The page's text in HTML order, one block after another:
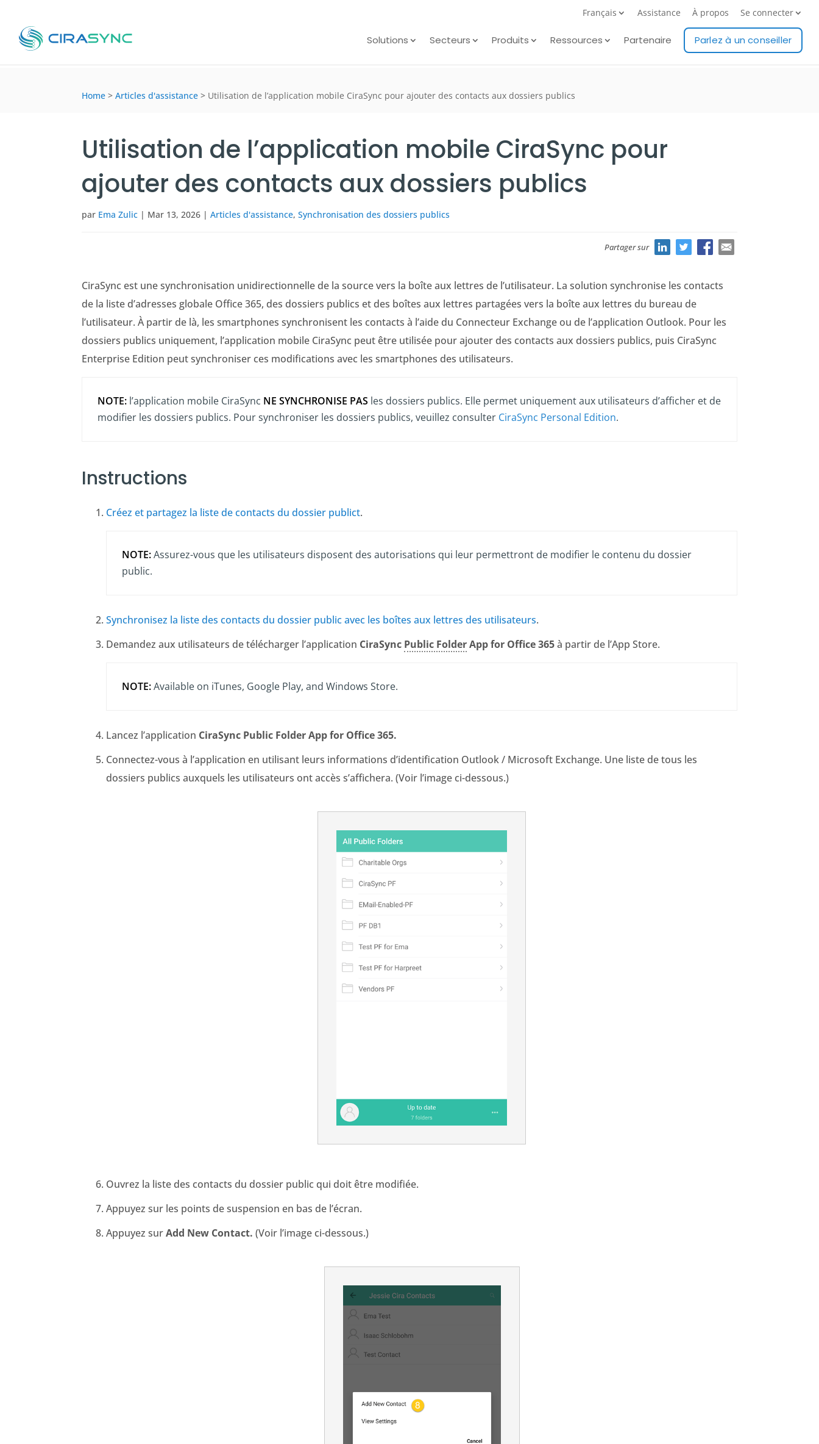
Français Assistance À propos Se connecter
Solutions Secteurs Produits Ressources Partenaire Parlez à un conseiller
Home > Articles d'assistance > Utilisation de l’application mobile CiraSync pour ajouter des contacts aux dossiers publics
Utilisation de l’application mobile CiraSync pour
ajouter des contacts aux dossiers publics
par Ema Zulic | Mar 13, 2026 |Articles d'assistance,Synchronisation des dossiers publics
Partager sur
CiraSync est une synchronisation unidirectionnelle de la source vers la boîte aux lettres de l’utilisateur. La solution synchronise les contacts
de la liste d’adresses globale Office 365, des dossiers publics et des boîtes aux lettres partagées vers la boîte aux lettres du bureau de
l’utilisateur. À partir de là, les smartphones synchronisent les contacts à l’aide du Connecteur Exchange ou de l’application Outlook. Pour les
dossiers publics uniquement, l’application mobile CiraSync peut être utilisée pour ajouter des contacts aux dossiers publics, puis CiraSync
Enterprise Edition peut synchroniser ces modifications avec les smartphones des utilisateurs.
NOTE: l’application mobile CiraSync NE SYNCHRONISE PAS les dossiers publics. Elle permet uniquement aux utilisateurs d’afficher et de
modifier les dossiers publics. Pour synchroniser les dossiers publics, veuillez consulter CiraSync Personal Edition.
Instructions
Créez et partagez la liste de contacts du dossier publict.
NOTE:Assurez-vous que les utilisateurs disposent des autorisations qui leur permettront de modifier le contenu du dossier
public.
Synchronisez la liste des contacts du dossier public avec les boîtes aux lettres des utilisateurs.
Demandez aux utilisateurs de télécharger l’application CiraSync Public FolderApp for Office 365à partir de l’App Store.
NOTE:Available on iTunes, Google Play, and Windows Store.
Lancez l’application CiraSync Public Folder App for Office 365.
Connectez-vous à l’application en utilisant leurs informations d’identification Outlook / Microsoft Exchange. Une liste de tous les
dossiers publics auxquels les utilisateurs ont accès s’affichera. (Voir l’image ci-dessous.)
Ouvrez la liste des contacts du dossier public qui doit être modifiée.
Appuyez sur les points de suspension en bas de l’écran.
Appuyez surAdd New Contact.(Voir l’image ci-dessous.)